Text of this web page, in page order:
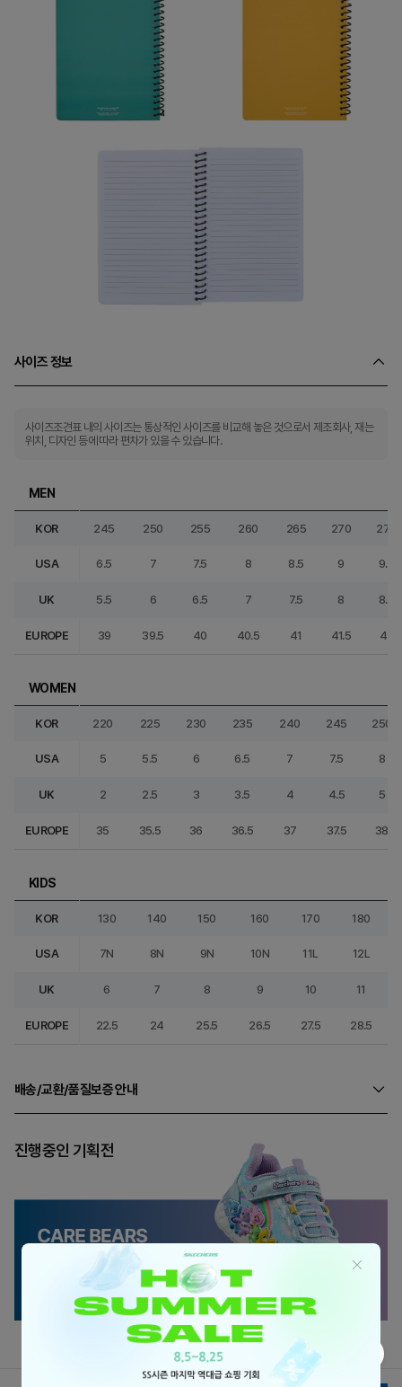
사이즈 정보
사이즈조견표 내의 사이즈는 통상적인 사이즈를 비교해 놓은 것으로서 제조회사, 재는
위치, 디자인 등에 따라 편차가 있을 수 있습니다.
MEN
KOR 245 250 255 260 265 270 275
USA 6.5 7 7.5 8 8.5 9 9.5
UK 5.5 6 6.5 7 7.5 8 8.5
EUROPE 39 39.5 40 40.5 41 41.5 42
WOMEN
KOR 220 225 230 235 240 245 250
USA 5 5.5 6 6.5 7 7.5 8
UK 2 2.5 3 3.5 4 4.5 5
EUROPE 35 35.5 36 36.5 37 37.5 38
KIDS
KOR 130 140 150 160 170 180
USA 7N 8N 9N 10N 11L 12L
UK 6 7 8 9 10 11
EUROPE 22.5 24 25.5 26.5 27.5 28.5
배송/교환/품질보증 안내
진행중인 기획전